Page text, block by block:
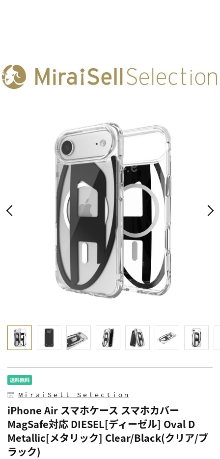
MⅰｒａｉＳｅｌｌ Ｓｅｌｅｃｔｉｏｎ
iPhone Air スマホケース スマホカバー
MagSafe対応 DIESEL[ディーゼル] Oval D
Metallic[メタリック] Clear/Black(クリア/ブ
ラック)